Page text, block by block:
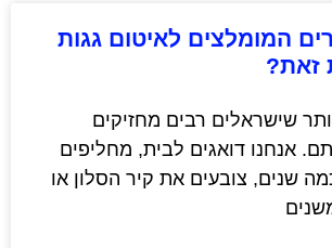
המומלצים לאיטום גגות
זאת?
שישראלים רבים מחזיקים
אנחנו דואגים לבית, מחליפים
שנים, צובעים את קיר הסלון או